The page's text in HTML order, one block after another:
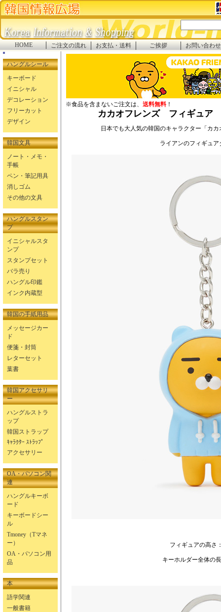
HOME ご注文の流れ お支払・送料 ご挨拶 お問い合わせ
ハングルシール
キーボード
イニシャル
デコレーション
フリーカット
デザイン
韓国文具
ノート・メモ・
手帳
ペン・筆記用具
消しゴム
その他の文具
ハングルスタン
プ
イニシャルスタ
ンプ
スタンプセット
バラ売り
ハングル印鑑
インク内蔵型
韓国の手紙用品
メッセージカー
ド
便箋・封筒
レターセット
葉書
韓国アクセサリ
ー
ハングルストラ
ップ
韓国ストラップ
ｷｬﾗｸﾀｰ ｽﾄﾗｯﾌﾟ
アクセサリー
OA・パソコン関
連
ハングルキーボ
ード
キーボードシー
ル
Tmoney（Tマネ
ー）
OA・パソコン用
品
本
語学関連
一般書籍
※食品を含まないご注文は、 送料無料 ！
カカオフレンズ フィギュア
日本でも大人気の韓国のキャラクター「カ
ライアンのフィギュア
フィギュアの高
キーホルダー全体の